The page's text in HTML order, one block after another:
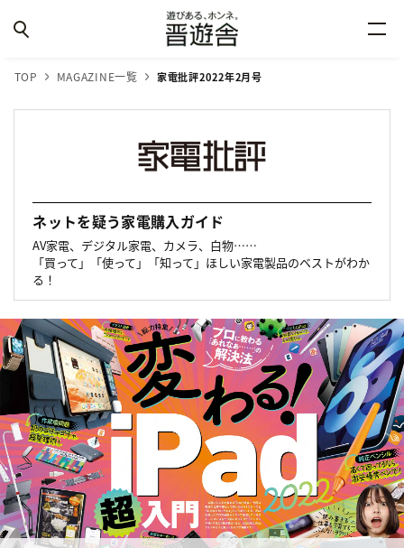
TOP MAGAZINE一覧 家電批評2022年2月号
ネットを疑う家電購入ガイド
AV家電、デジタル家電、カメラ、白物……
「買って」「使って」「知って」ほしい家電製品のベストがわか
る！